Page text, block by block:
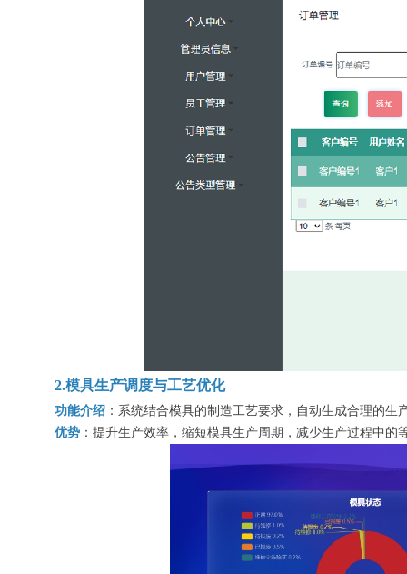
2.模具生产调度与工艺优化
功能介绍 ：系统结合模具的制造工艺要求，自动生成合理的
优势 ：提升生产效率，缩短模具生产周期，减少生产过程中的